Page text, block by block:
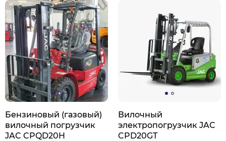
Бензиновый (газовый)
вилочный погрузчик
JAC CPQD20H
Вилочный
электропогрузчик JAC
CPD20GT